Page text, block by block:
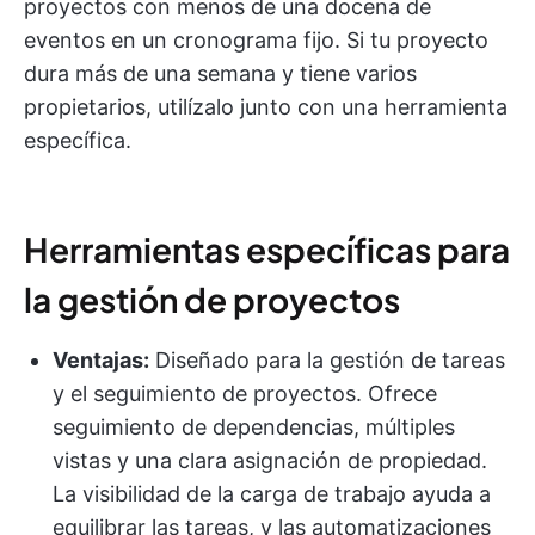
proyectos con menos de una docena de
eventos en un cronograma fijo. Si tu proyecto
dura más de una semana y tiene varios
propietarios, utilízalo junto con una herramienta
específica.
Herramientas específicas para
la gestión de proyectos
Ventajas: Diseñado para la gestión de tareas
y el seguimiento de proyectos. Ofrece
seguimiento de dependencias, múltiples
vistas y una clara asignación de propiedad.
La visibilidad de la carga de trabajo ayuda a
equilibrar las tareas, y las automatizaciones